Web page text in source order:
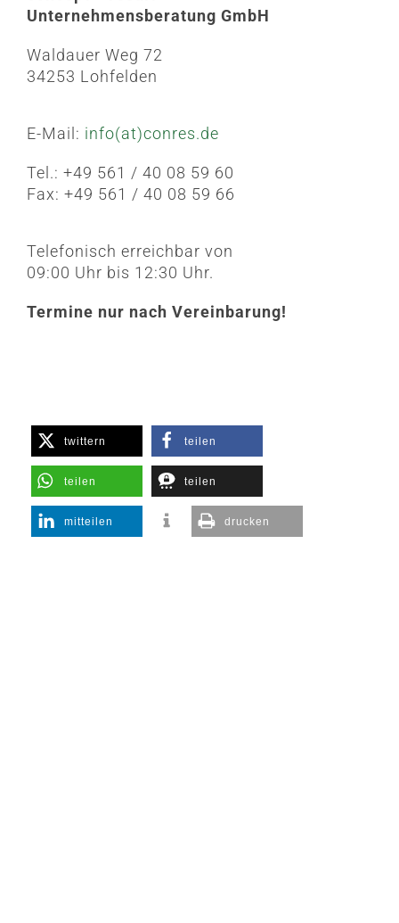
Unternehmensberatung GmbH
Waldauer Weg 72
34253 Lohfelden
E-Mail: info(at)conres.de
Tel.: +49 561 / 40 08 59 60
Fax: +49 561 / 40 08 59 66
Telefonisch erreichbar von
09:00 Uhr bis 12:30 Uhr.
Termine nur nach Vereinbarung!
twittern teilen
teilen teilen
mitteilen drucken